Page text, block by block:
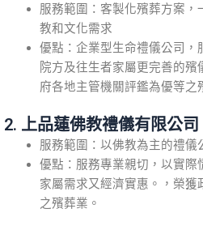
服務範圍：客製化殯葬方案
教和文化需求
優點：企業型生命禮儀公司，
院方及往生者家屬更完善的
府各地主管機關評鑑為優等之
2. 上品蓮佛教禮儀有限公司
服務範圍：以佛教為主的禮儀
優點：服務專業親切，以實際
家屬需求又經濟實惠。，榮
之殯葬業。